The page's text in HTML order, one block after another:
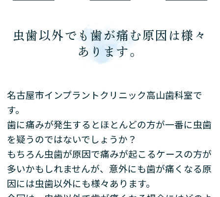
虫歯以外でも歯が痛む原因は様々
あります。
名古屋市インプラントクリニック高山歯科室で
す。
歯に痛みが発生するとほとんどの方が一番に虫歯
を疑うのではないでしょうか？
もちろん虫歯が原因で痛みが起こるケースの方が
多いかもしれませんが、意外にも歯が痛くなる原
因には虫歯以外にも様々あります。